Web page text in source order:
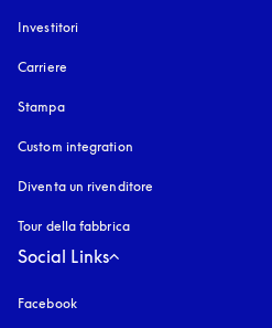
Investitori
Carriere
Stampa
Custom integration
Diventa un rivenditore
Tour della fabbrica
Social Links
Facebook